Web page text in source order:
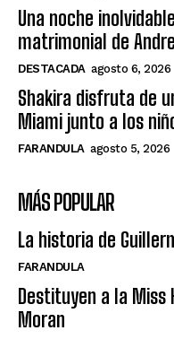
Una noche
matrimonial de
DESTACADA agosto 6, 2026
Shakira disfruta de
Miami junto a los
FARANDULA agosto 5, 2026
MÁS POPULAR
La historia de
FARANDULA
Destituyen a la Miss
Moran